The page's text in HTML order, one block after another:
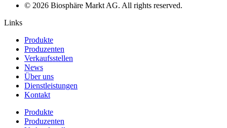
© 2026 Biosphäre Markt AG. All rights reserved.
Links
Produkte
Produzenten
Verkaufsstellen
News
Über uns
Dienstleistungen
Kontakt
Produkte
Produzenten